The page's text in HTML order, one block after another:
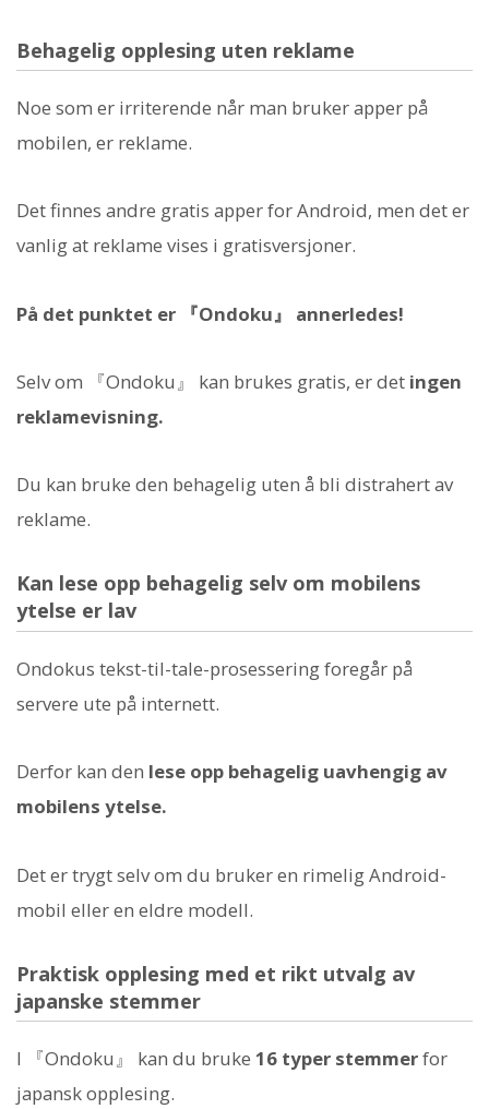
Behagelig opplesing uten reklame
Noe som er irriterende når man bruker apper på
mobilen, er reklame.
Det finnes andre gratis apper for Android, men det er
vanlig at reklame vises i gratisversjoner.
På det punktet er 『Ondoku』 annerledes!
Selv om 『Ondoku』 kan brukes gratis, er det ingen
reklamevisning.
Du kan bruke den behagelig uten å bli distrahert av
reklame.
Kan lese opp behagelig selv om mobilens
ytelse er lav
Ondokus tekst-til-tale-prosessering foregår på
servere ute på internett.
Derfor kan den lese opp behagelig uavhengig av
mobilens ytelse.
Det er trygt selv om du bruker en rimelig Android-
mobil eller en eldre modell.
Praktisk opplesing med et rikt utvalg av
japanske stemmer
I 『Ondoku』 kan du bruke 16 typer stemmerfor
japansk opplesing.